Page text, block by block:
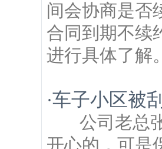
间会协商是否
合同到期不续
进行具体了解
·车子小区被
公司老总
开心的，可是